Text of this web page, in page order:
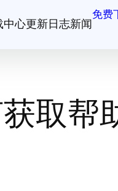
中心更新日志新闻
免费
取帮